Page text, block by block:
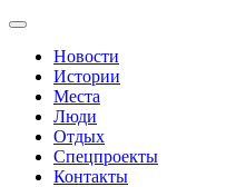
Новости
Истории
Места
Люди
Отдых
Спецпроекты
Контакты